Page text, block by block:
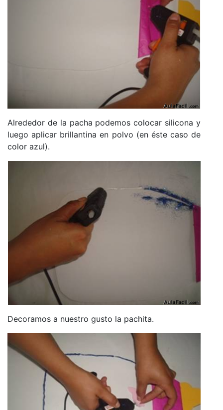
Alrededor de la pacha podemos colocar silicona y
luego aplicar brillantina en polvo (en éste caso de
color azul).
Decoramos a nuestro gusto la pachita.